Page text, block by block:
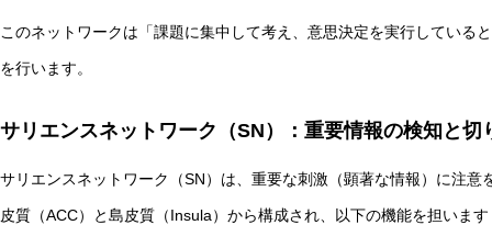
このネットワークは「課題に集中して考え、意思決定を実行している
を行います。
サリエンスネットワーク（SN）：重要情報の検知と切
サリエンスネットワーク（SN）は、重要な刺激（顕著な情報）に注
皮質（ACC）と島皮質（Insula）から構成され、以下の機能を担います